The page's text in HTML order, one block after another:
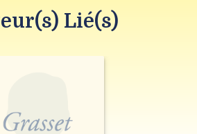
Lié(s)